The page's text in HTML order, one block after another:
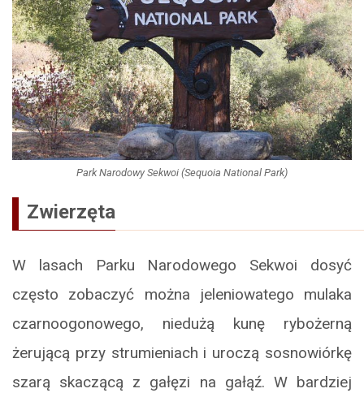
Park Narodowy Sekwoi (Sequoia National Park)
Zwierzęta
W lasach Parku Narodowego Sekwoi dosyć
często zobaczyć można jeleniowatego mulaka
czarnoogonowego, niedużą kunę rybożerną
żerującą przy strumieniach i uroczą sosnowiórkę
szarą skaczącą z gałęzi na gałąź. W bardziej